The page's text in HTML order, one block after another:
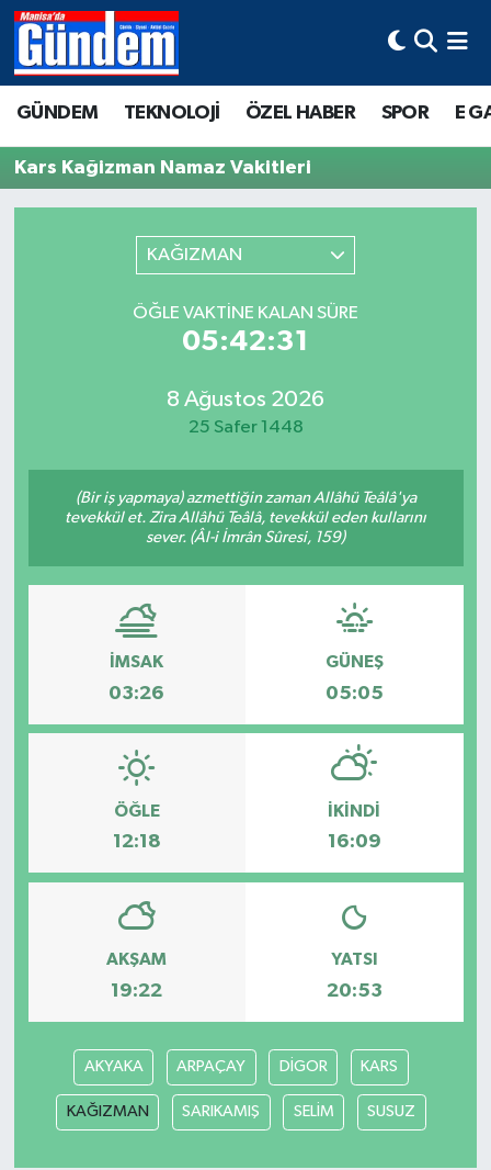
GÜNDEM TEKNOLOJİ ÖZEL HABER SPOR E
Kars Kağizman Namaz Vakitleri
KAĞIZMAN
ÖĞLE VAKTINE KALAN SÜRE
05:42:31
8 Ağustos 2026
25 Safer 1448
(Bir iş yapmaya) azmettiğin zaman Allâhü Teâlâ'ya
tevekkül et. Zira Allâhü Teâlâ, tevekkül eden kullarını
sever. (Âl-i İmrân Sûresi, 159)
İMSAK
03:26
GÜNEŞ
05:05
ÖĞLE
12:18
İKINDI
16:09
AKŞAM
19:22
YATSI
20:53
AKYAKA ARPAÇAY DİGOR KARS
KAĞIZMAN SARIKAMIŞ SELİM SUSUZ
Manisa Hava Durumu
Süper Lig Puan Durumu ve Fikstür
Tüm Manşetler
Son Dakika Haberleri